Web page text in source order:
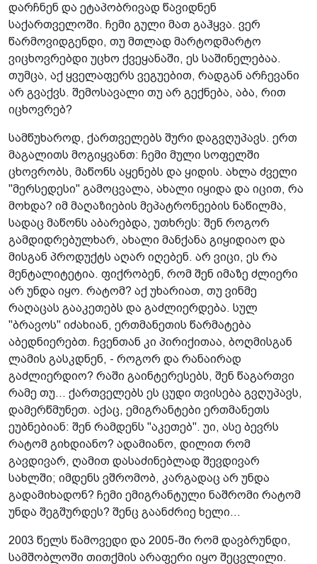
დარჩნენ და ეტაპობრივად წავიდნენ
საქართველოში. ჩემი გული მათ გაჰყვა. ვერ
წარმოვიდგენდი, თუ მთლად მარტოდმარტო
ვიცხოვრებდი უცხო ქვეყანაში, ეს საშინელებაა.
თუმცა, აქ ყველაფერს ვეგუებით, რადგან არჩევანი
არ გვაქვს. შემოსავალი თუ არ გექნება, აბა, რით
იცხოვრებ?
სამწუხაროდ, ქართველებს შური დაგვღუპავს. ერთ
მაგალითს მოგიყვანთ: ჩემი მული სოფელში
ცხოვრობს, მაწონს აყენებს და ყიდის. ახლა ძველი
"მერსედესი" გამოცვალა, ახალი იყიდა და იცით, რა
მოხდა? იმ მაღაზიების მეპატრონეების ნაწილმა,
სადაც მაწონს აბარებდა, უთხრეს: შენ როგორ
გამდიდრებულხარ, ახალი მანქანა გიყიდიაო და
მისგან პროდუქტს აღარ იღებენ. არ ვიცი, ეს რა
მენტალიტეტია. ფიქრობენ, რომ შენ იმაზე ძლიერი
არ უნდა იყო. რატომ? აქ უხარიათ, თუ ვინმე
რაღაცას გააკეთებს და გაძლიერდება. სულ
"ბრავოს" იძახიან, ერთმანეთის წარმატება
აბედნიერებთ. ჩვენთან კი პირიქითაა, ბოღმისგან
ლამის გასკდნენ, - როგორ და რანაირად
გაძლიერდიო? რაში გაინტერესებს, შენ წაგართვი
რამე თუ... ქართველებს ეს ცუდი თვისება გვღუპავს,
დამერწმუნეთ. აქაც, ემიგრანტები ერთმანეთს
ეუბნებიან: შენ რამდენს "აკეთებ". უი, ასე ბევრს
რატომ გიხდიანო? ადამიანო, დილით რომ
გავდივარ, ღამით დასაძინებლად შევდივარ
სახლში; იმდენს ვშრომობ, კარგადაც არ უნდა
გადამიხადონ? ჩემი ემიგრანტული ნაშრომი რატომ
უნდა შეგშურდეს? შენც გაანძრიე ხელი...
2003 წელს წამოვედი და 2005-ში რომ დავბრუნდი,
სამშობლოში თითქმის არაფერი იყო შეცვლილი.